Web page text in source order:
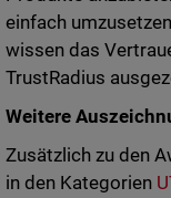
einfach
wissen das
TrustRadius
Weitere
Zusätzlich zu den
in den Kategorien